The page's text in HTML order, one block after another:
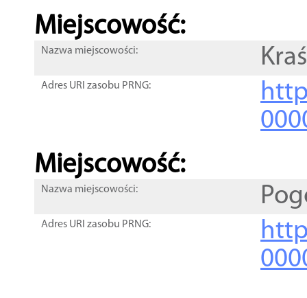
Miejscowość:
Nazwa miejscowości:
Adres URI zasobu PRNG:
Miejscowość:
Nazwa miejscowości:
Adres URI zasobu PRNG: